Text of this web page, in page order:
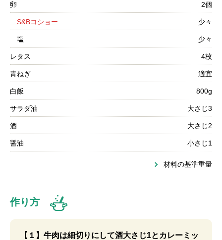
卵 2個
S&Bコショー 少々
塩 少々
レタス 4枚
青ねぎ 適宜
白飯 800g
サラダ油 大さじ3
酒 大さじ2
醤油 小さじ1
材料の基準重量
作り方
【１】牛肉は細切りにして酒大さじ1とカレーミッ